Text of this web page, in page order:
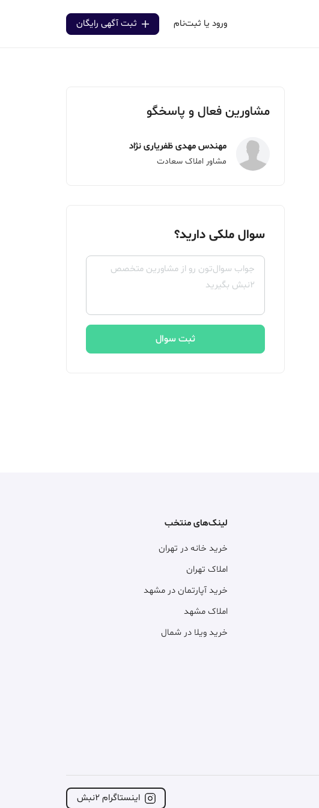
ورود یا ثبت‌نام ثبت آگهی رایگان
مشاورین فعال و پاسخگو
مهندس مهدی ظفریاری نژاد
مشاور املاک سعادت
سوال ملکی دارید؟
ثبت سوال
لینک‌های منتخب
خرید خانه در تهران
املاک تهران
خرید آپارتمان در مشهد
املاک مشهد
خرید ویلا در شمال
اینستاگرام ۲نبش